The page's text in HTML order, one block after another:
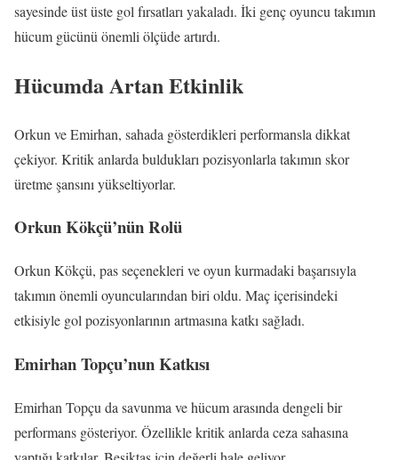
sayesinde üst üste gol fırsatları yakaladı. İki genç oyuncu takımın
hücum gücünü önemli ölçüde artırdı.
Hücumda Artan Etkinlik
Orkun ve Emirhan, sahada gösterdikleri performansla dikkat
çekiyor. Kritik anlarda buldukları pozisyonlarla takımın skor
üretme şansını yükseltiyorlar.
Orkun Kökçü’nün Rolü
Orkun Kökçü, pas seçenekleri ve oyun kurmadaki başarısıyla
takımın önemli oyuncularından biri oldu. Maç içerisindeki
etkisiyle gol pozisyonlarının artmasına katkı sağladı.
Emirhan Topçu’nun Katkısı
Emirhan Topçu da savunma ve hücum arasında dengeli bir
performans gösteriyor. Özellikle kritik anlarda ceza sahasına